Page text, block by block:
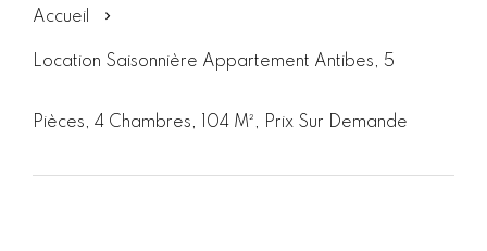
Accueil
Location Saisonnière Appartement Antibes, 5
Pièces, 4 Chambres, 104 M², Prix Sur Demande